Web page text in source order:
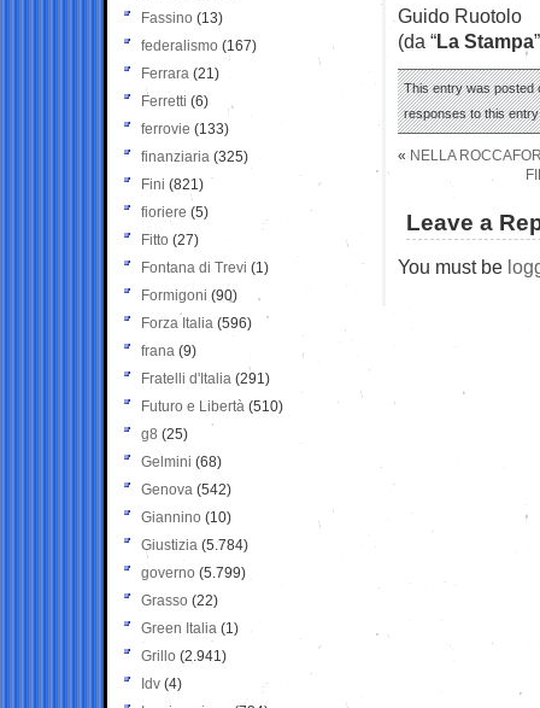
Guido Ruotolo
(da “La Stampa
This entry was posted
responses to this
« NELLA
Leave a
You must be
Fassino (13)
federalismo (167)
Ferrara (21)
Ferretti (6)
ferrovie (133)
finanziaria (325)
Fini (821)
fioriere (5)
Fitto (27)
Fontana di Trevi (1)
Formigoni (90)
Forza Italia (596)
frana (9)
Fratelli d'Italia (291)
Futuro e Libertà (510)
g8 (25)
Gelmini (68)
Genova (542)
Giannino (10)
Giustizia (5.784)
governo (5.799)
Grasso (22)
Green Italia (1)
Grillo (2.941)
Idv (4)